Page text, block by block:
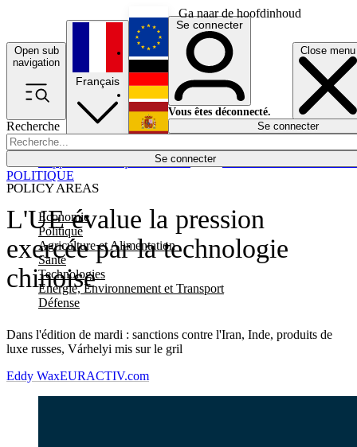
Ga naar de hoofdinhoud
Open sub
navigation
Close menu
Recherche
Se connecter
POLICY AREAS
Economie
Politique
Agriculture et Alimentation
Santé
Technologies
Energie, Environnement et Transport
Défense
Économie
Français
English
Deutsch
Español
Se connecter
Vous êtes déconnecté.
Se connecter
L'UE évalue la pression
exercée par la technologie
chinoise
Dans l'édition de mardi : sanctions contre l'Iran, Inde, produits de
luxe russes, Várhelyi mis sur le gril
POLITIQUE
Eddy WaxEURACTIV.com